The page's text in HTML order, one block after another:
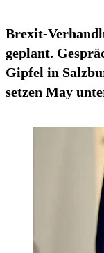
Brexit-
geplant.
Gipfel in
setzen May